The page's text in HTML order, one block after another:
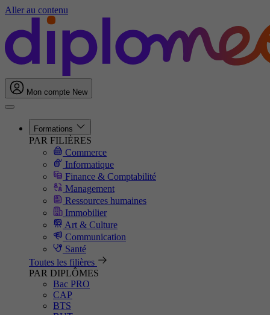
Aller au contenu
Mon compte New
Formations
PAR FILIÈRES
Commerce
Informatique
Finance & Comptabilité
Management
Ressources humaines
Immobilier
Art & Culture
Communication
Santé
Toutes les filières
PAR DIPLÔMES
Bac PRO
CAP
BTS